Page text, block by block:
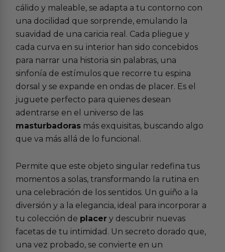
cálido y maleable, se adapta a tu contorno con
una docilidad que sorprende, emulando la
suavidad de una caricia real. Cada pliegue y
cada curva en su interior han sido concebidos
para narrar una historia sin palabras, una
sinfonía de estímulos que recorre tu espina
dorsal y se expande en ondas de placer. Es el
juguete perfecto para quienes desean
adentrarse en el universo de las
masturbadoras más exquisitas, buscando algo
que va más allá de lo funcional.
Permite que este objeto singular redefina tus
momentos a solas, transformando la rutina en
una celebración de los sentidos. Un guiño a la
diversión y a la elegancia, ideal para incorporar a
tu colección de placer y descubrir nuevas
facetas de tu intimidad. Un secreto dorado que,
una vez probado, se convierte en un